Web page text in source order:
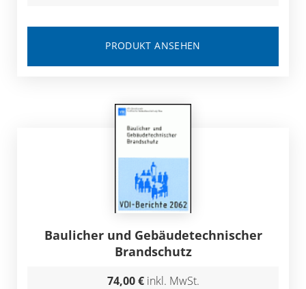
PRODUKT ANSEHEN
Baulicher und Gebäudetechnischer
Brandschutz
74,00 € inkl. MwSt.